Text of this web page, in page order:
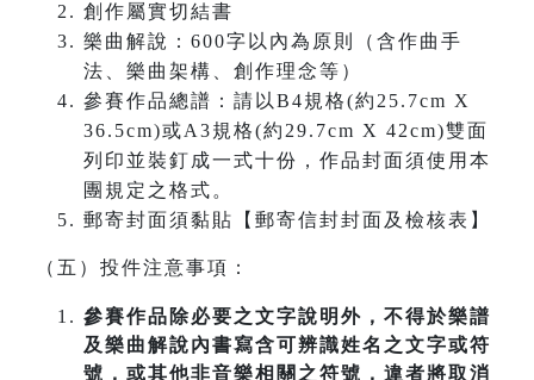
創作屬實切結書
樂曲解說：600字以內為原則（含作曲手
法、樂曲架構、創作理念等）
參賽作品總譜：請以B4規格(約25.7cm X
36.5cm)或A3規格(約29.7cm X 42cm)雙面
列印並裝釘成一式十份，作品封面須使用本
團規定之格式。
郵寄封面須黏貼【郵寄信封封面及檢核表】
（五）投件注意事項：
參賽作品除必要之文字說明外，不得於樂譜
及樂曲解說內書寫含可辨識姓名之文字或符
號，或其他非音樂相關之符號，違者將取消